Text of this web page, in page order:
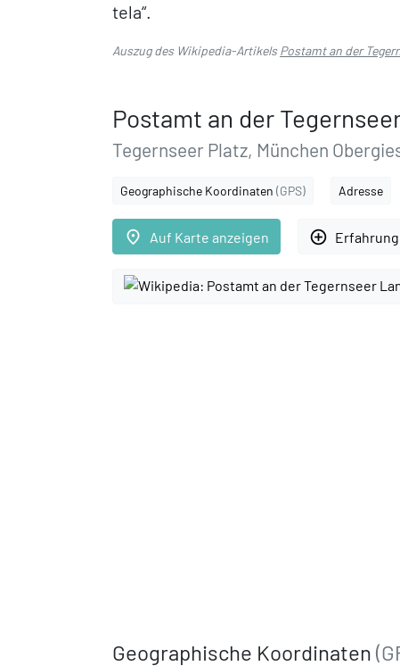
tela“.
Auszug des Wikipedia-ArtikelsPostamt an der
Postamt an der
Tegernseer Platz, München
Geographische Koordinaten (GPS) Adresse
place Auf Karte anzeigen add_circle_outline
Geographische Koordinaten